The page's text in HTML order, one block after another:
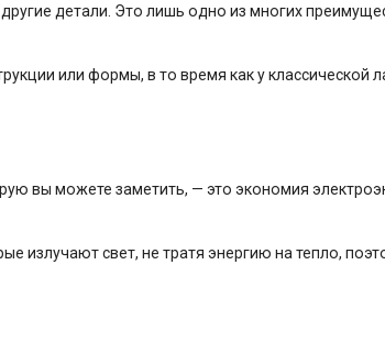
детали. Это лишь одно из многих
или формы, в то время как у
можете заметить, — это экономия
излучают свет, не тратя энергию на тепло,